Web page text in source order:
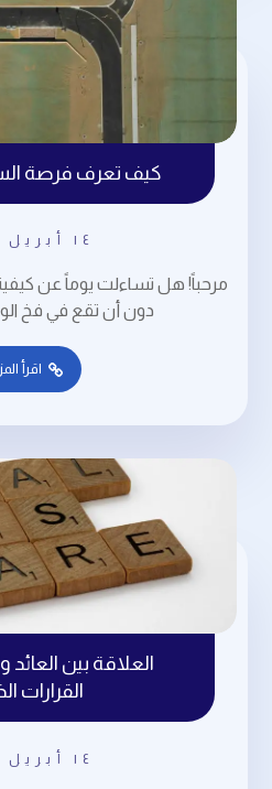
كيف تعرف فرصة
١٤ أبريل ٢٠٢٦
مرحباً! هل تساءلت يوماً عن
دون أن تقع في فخ
اقرأ
العلاقة بين
القرارات
١٤ أبريل ٢٠٢٦